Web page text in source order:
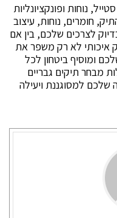
נוחות ופונקציונליות
חומרים, נוחות, עיצוב
לצרכים שלכם, בין אם
איכותי לא רק משפר את
ומוסיף ביטחון לכל
מבחר תיקים גבריים
שלכם למסוגננת ויעילה